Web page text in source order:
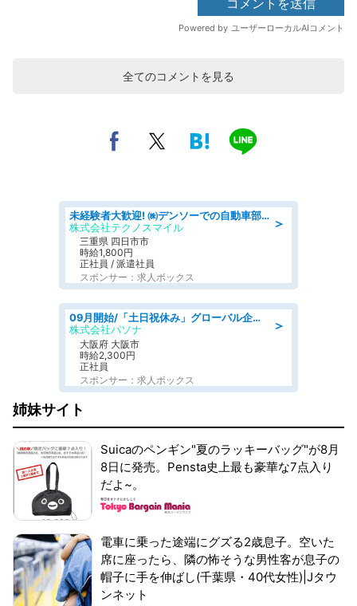
全てのコメントを見る
＞
未経験者大歓迎! ㈱デンソーでの自動車部品の組立作業 denso aichi
株式会社テクノスマイル
三重県 四日市市
時給1,800円
正社員 / 派遣社員
スポンサー：求人ボックス
＞
09月開始/「土日祝休み」グローバル企業での産業保健のお仕事/保健師/高時給/残業なし/服装自由
株式会社パソナ
大阪府 大阪市
時給2,300円
正社員
スポンサー：求人ボックス
姉妹サイト
Suicaのペンギン"夏のラッキーバッグ"が8月
8日に発売。Pensta史上最も豪華な7点入り
だよ~。
電車に乗った途端にグズる2歳息子。空いた
席に座ったら、隣の怖そうな男性客が息子の
帽子に手を伸ばし(千葉県・40代女性)|Jタウ
ンネット